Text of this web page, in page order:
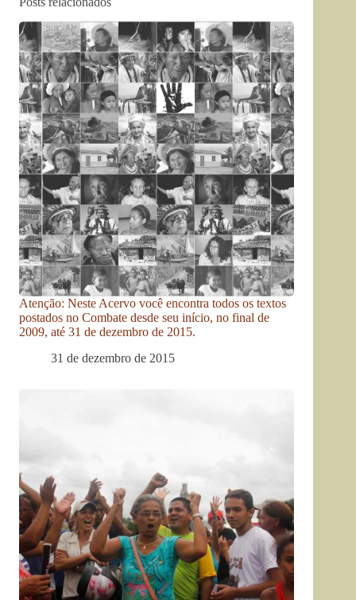
Atenção: Neste Acervo você encontra todos os textos
postados no Combate desde seu início, no final de
2009, até 31 de dezembro de 2015.
31 de dezembro de 2015